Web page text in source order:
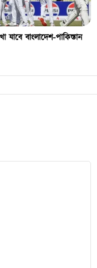
যাবে বাংলাদেশ-পাকিস্তান